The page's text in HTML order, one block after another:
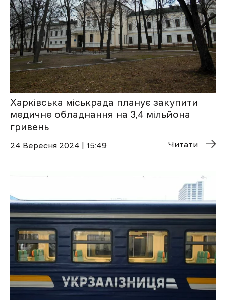
Харківська міськрада планує закупити
медичне обладнання на 3,4 мільйона
гривень
24 Вересня 2024 | 15:49 Читати